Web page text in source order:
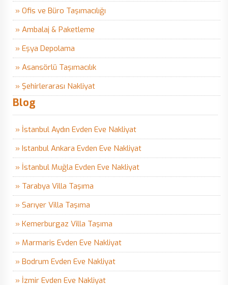
» Ofis ve Büro Taşımacılığı
» Ambalaj & Paketleme
» Eşya Depolama
» Asansörlü Taşımacılık
» Şehirlerarası Nakliyat
Blog
» İstanbul Aydın Evden Eve Nakliyat
» Istanbul Ankara Evden Eve Nakliyat
» İstanbul Muğla Evden Eve Nakliyat
» Tarabya Villa Taşıma
» Sarıyer Villa Taşıma
» Kemerburgaz Villa Taşıma
» Marmaris Evden Eve Nakliyat
» Bodrum Evden Eve Nakliyat
» İzmir Evden Eve Nakliyat